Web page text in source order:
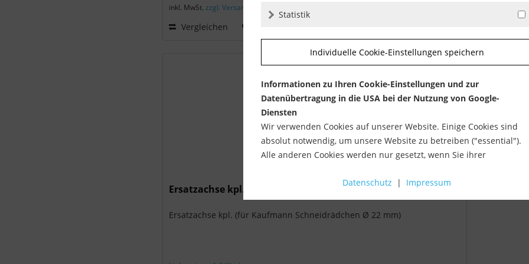
inkl. MwSt.zzgl. Versandkosten
Vergleichen
Ersatzachse kpl. (für Kaufmann Schneidrädchen Ø...
Ersatzachse kpl. (für Kaufmann Schneidrädchen Ø 22 mm)
Statistik
Individuelle Cookie-Einstellungen speichern
Informationen zu Ihren Cookie-Einstellungen und zur
Datenübertragung in die USA bei der Nutzung von Google-
Diensten
Wir verwenden Cookies auf unserer Website. Einige Cookies sind
absolut notwendig, um unsere Website zu betreiben ("essential").
Alle anderen Cookies werden nur gesetzt, wenn Sie ihrer
akzeptieren" oder "individuelle Cookie-Einstellungen speichern"
Datenschutz | Impressum